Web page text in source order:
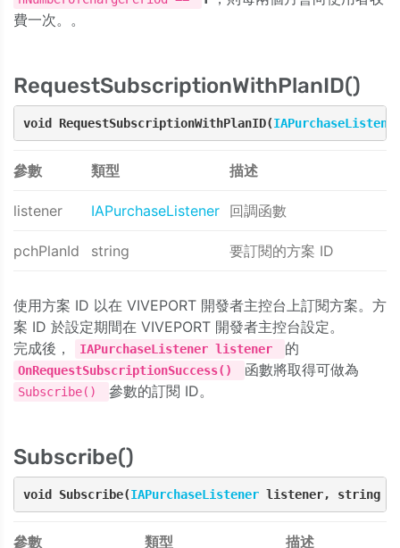
費一次。。
RequestSubscriptionWithPlanID()
void RequestSubscriptionWithPlanID(
參數 類型 描述
listener IAPurchaseListener 回調函數
pchPlanId string 要訂閱的方案 ID
使用方案 ID 以在 VIVEPORT 開發者主控台上訂閱方案。方
案 ID 於設定期間在 VIVEPORT 開發者主控台設定。
完成後，
IAPurchaseListener listener 的
OnRequestSubscriptionSuccess() 函數將取得可做為
Subscribe() 參數的訂閱 ID。
Subscribe()
void Subscribe(IAPurchaseListener listener, string
參數 類型 描述